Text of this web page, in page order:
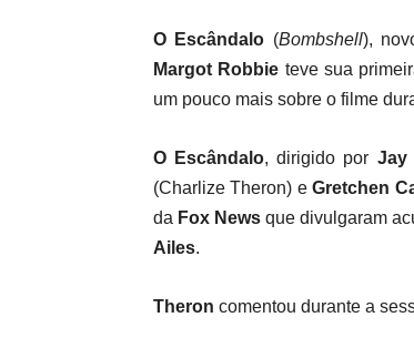
O Escândalo (Bombshell),
Margot Robbie teve sua
um pouco mais sobre o filme
O Escândalo, dirigido por Jay
(Charlize Theron) eGretchen
da Fox News que divulgaram
Ailes.
Theron comentou durante a